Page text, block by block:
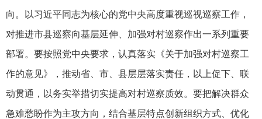
向。以习近平同志为核心的党中央高度重视巡视巡察工作，
对推进市县巡察向基层延伸、加强对村巡察作出一系列重要
部署。要按照党中央要求，认真落实《关于加强对村巡察工
作的意见》，推动省、市、县层层落实责任，以上促下、联
动贯通，以务实举措切实提高对村巡察质效。要把解决群众
急难愁盼作为主攻方向，结合基层特点创新组织方式、优化